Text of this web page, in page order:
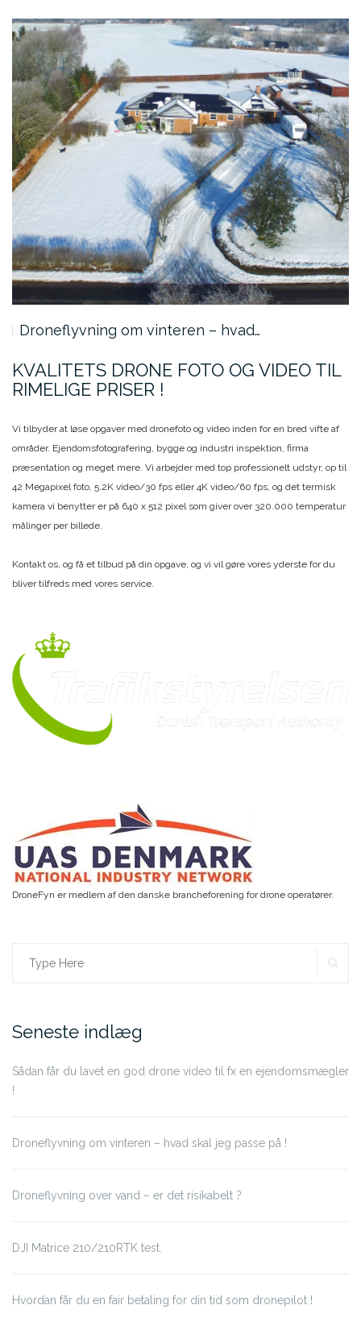
Droneflyvning om vinteren – hvad…
KVALITETS DRONE FOTO OG VIDEO TIL
RIMELIGE PRISER !
Vi tilbyder at løse opgaver med dronefoto og video inden for en bred vifte af
områder. Ejendomsfotografering, bygge og industri inspektion, firma
præsentation og meget mere. Vi arbejder med top professionelt udstyr, op til
42 Megapixel foto, 5.2K video/30 fps eller 4K video/60 fps, og det termisk
kamera vi benytter er på 640 x 512 pixel som giver over 320.000 temperatur
målinger per billede.
Kontakt os, og få et tilbud på din opgave, og vi vil gøre vores yderste for du
bliver tilfreds med vores service.
DroneFyn er medlem af den danske brancheforening for drone operatører.
Search
Seneste indlæg
Sådan får du lavet en god drone video til fx en ejendomsmægler
!
Droneflyvning om vinteren – hvad skal jeg passe på !
Droneflyvning over vand – er det risikabelt ?
DJI Matrice 210/210RTK test.
Hvordan får du en fair betaling for din tid som dronepilot !